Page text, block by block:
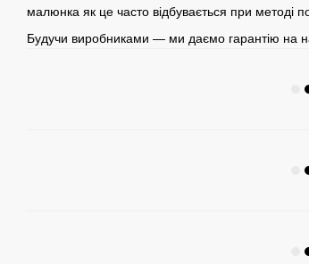
малюнка як це часто відбувається при методі
Будучи виробниками — ми даємо гарантію на